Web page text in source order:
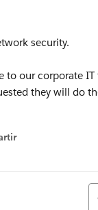
security.
to our corporate
they will do